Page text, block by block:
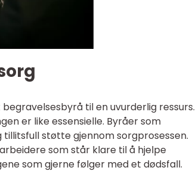
til en uvurderlig ressurs.
er like essensielle. Byråer som
støtte gjennom sorgprosessen.
som står klare til å hjelpe
som gjerne følger med et dødsfall.